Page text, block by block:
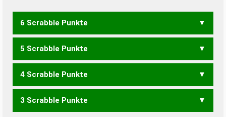
6 Scrabble Punkte
ARTENS ASTERN RASTEN
TRANES TRANSE
5 Scrabble Punkte
ARTEN ARTES ASERN
RASET RASTE RATEN RATES SENAT STARE STERN
TANSE TAREN TARNE
4 Scrabble Punkte
ANSE ANTE AREN ARTE
ERST
ETAS NASE NEST NETS RASE RAST RATE RATS RENS
3 Scrabble Punkte